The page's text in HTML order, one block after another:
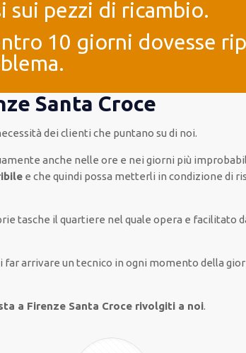
sui pezzi di ricambio.
10 giorni dovesse
Santa Croce
dei clienti che puntano su di noi.
anche nelle ore e nei giorni più
e chequindi possa metterli in condizione di
tasche il quartiere nel quale opera e facilitato
fararrivare untecnico inogni momento della
a Firenze Santa Croce rivolgiti a noi.